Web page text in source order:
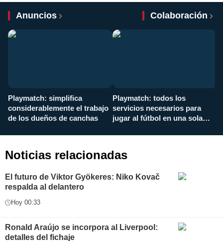
Anuncios Colaboración
Playmatch: simplifica
considerablemente el trabajo
de los dueños de canchas
Playmatch: todos los
servicios necesarios para
jugar al fútbol en una sola
Noticias relacionadas
El futuro de Viktor Gyökeres: Niko Kovač
respalda al delantero
Hoy 00:33
Ronald Araújo se incorpora al Liverpool:
detalles del fichaje